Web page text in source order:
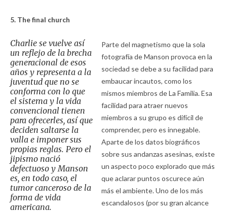
5. The final church
Charlie se vuelve así
un reflejo de la brecha
generacional de esos
años y representa a la
juventud que no se
conforma con lo que
el sistema y la vida
convencional tienen
para ofrecerles, así que
deciden saltarse la
valla e imponer sus
propias reglas. Pero el
jipismo nació
defectuoso y Manson
es, en todo caso, el
tumor canceroso de la
forma de vida
americana.
Parte del magnetismo que la sola
fotografía de Manson provoca en la
sociedad se debe a su facilidad para
embaucar incautos, como los
mismos miembros de La Familia. Esa
facilidad para atraer nuevos
miembros a su grupo es difícil de
comprender, pero es innegable.
Aparte de los datos biográficos
sobre sus andanzas asesinas, existe
un aspecto poco explorado que más
que aclarar puntos oscurece aún
más el ambiente. Uno de los más
escandalosos (por su gran alcance